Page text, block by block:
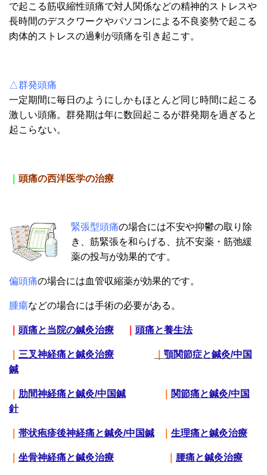
で起こる筋収縮性頭痛で対人関係などの精神的ストレスや
長時間のデスクワークやパソコンによる不良姿勢で起こる
肉体的ストレスの過剰が頭痛を引き起こす。
△群発頭痛
一定期間に毎日のようにしかもほとんど同じ時間に起こる
激しい頭痛。群発期は年に数回起こるが群発期を過ぎると
起こらない。
頭痛の西洋医学の治療
緊張型頭痛の場合には不安や抑鬱の取り除
き、筋緊張を和らげる、抗不安薬・筋弛緩
薬の投与が効果的です。
偏頭痛の場合には血管収縮薬が効果的です。
腫瘍などの場合には手術の必要がある。
頭痛と当院の鍼灸治療 頭痛と養生法
三叉神経痛と鍼灸治療
顎関節症と鍼灸/中国
鍼
肋間神経痛と鍼灸/中国鍼
関節痛と鍼灸/中国
針
帯状疱疹後神経痛と鍼灸/中国鍼 生理痛と鍼灸治療
坐骨神経痛と鍼灸治療 腰痛と鍼灸治療